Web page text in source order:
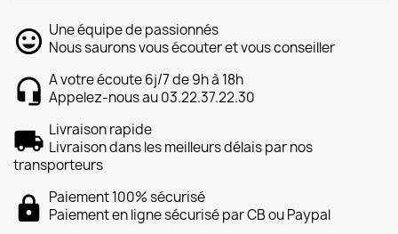
Une équipe de passionnés
Nous saurons vous écouter et vous conseiller
A votre écoute 6j/7 de 9h à 18h
Appelez-nous au 03.22.37.22.30
Livraison rapide
Livraison dans les meilleurs délais par nos
transporteurs
Paiement 100% sécurisé
Paiement en ligne sécurisé par CB ou Paypal